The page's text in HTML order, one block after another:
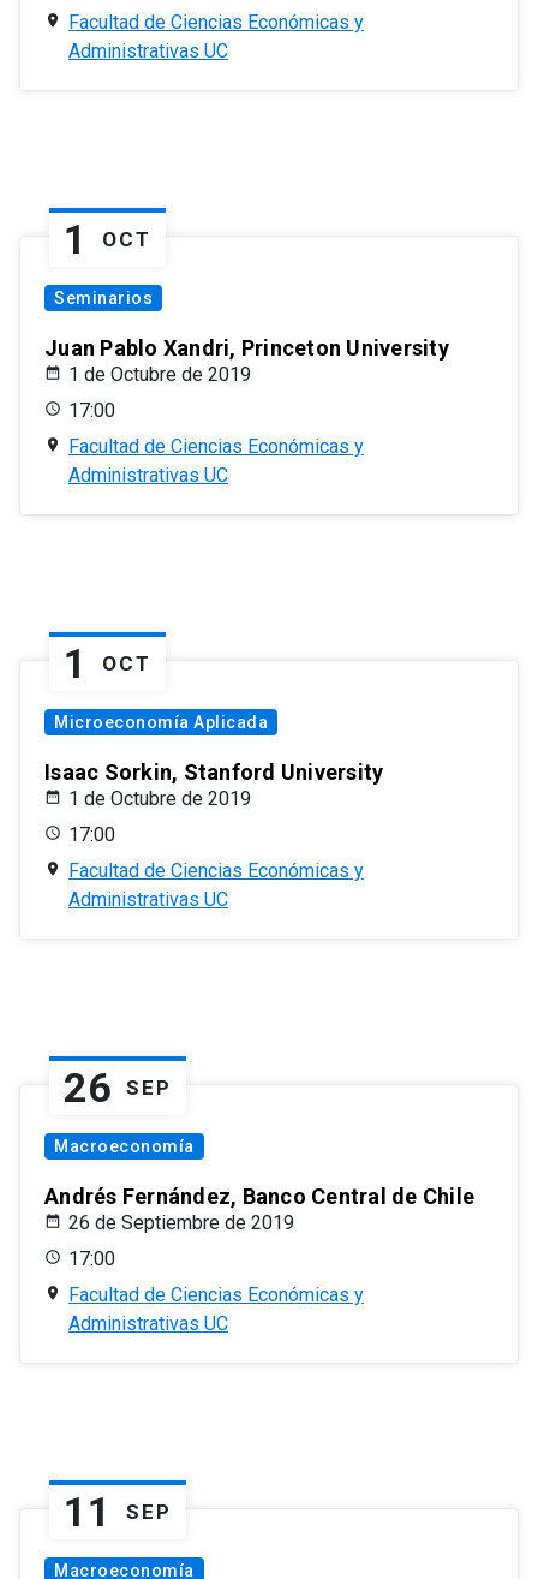
Facultad de Ciencias Económicas y
Administrativas UC
1 OCT
Seminarios
Juan Pablo Xandri, Princeton University
1 de Octubre de 2019
17:00
Facultad de Ciencias Económicas y
Administrativas UC
1 OCT
Microeconomía Aplicada
Isaac Sorkin, Stanford University
1 de Octubre de 2019
17:00
Facultad de Ciencias Económicas y
Administrativas UC
26 SEP
Macroeconomía
Andrés Fernández, Banco Central de Chile
26 de Septiembre de 2019
17:00
Facultad de Ciencias Económicas y
Administrativas UC
11 SEP
Macroeconomía